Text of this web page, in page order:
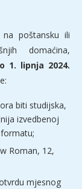
poštansku ili
domaćina,
1. lipnja 2024.
biti studijska,
izvedbenoj
Roman, 12,
mjesnog